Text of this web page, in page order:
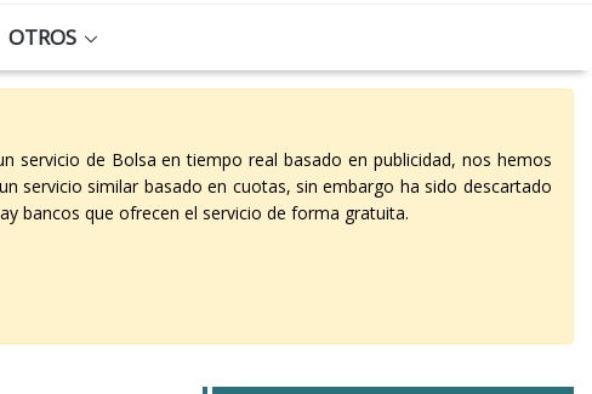
OTROS
servicio de Bolsa en tiempo real basado en publicidad, nos hemos
servicio similar basado en cuotas, sin embargo ha sido descartado
bancos que ofrecen el servicio de forma gratuita.